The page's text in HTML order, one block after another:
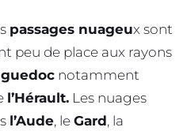
passages nuageux sont
peu de place aux rayons
notamment
l’Hérault. Les nuages
l’Aude, le Gard, la